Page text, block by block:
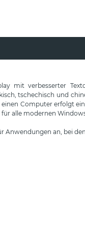
mit verbesserter
tschechisch und
Computer erfolgt
alle modernen
an, bei